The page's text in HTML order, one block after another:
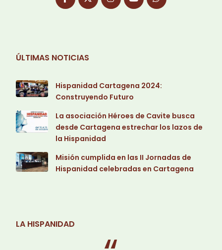
ÚLTIMAS NOTICIAS
Hispanidad Cartagena 2024:
Construyendo Futuro
La asociación Héroes de Cavite busca
desde Cartagena estrechar los lazos de
la Hispanidad
Misión cumplida en las II Jornadas de
Hispanidad celebradas en Cartagena
LA HISPANIDAD